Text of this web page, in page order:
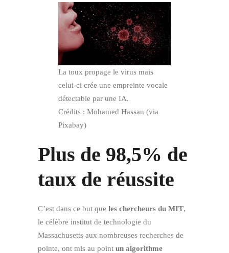
La toux propage le virus mais
celui-ci crée une empreinte vocale
détectable par une IA.
Crédits : Mohamed Hassan (via
Pixabay)
Plus de 98,5% de
taux de réussite
C’est dans ce but que les chercheurs du MIT,
le célèbre institut de technologie du
Massachusetts aux nombreuses recherches de
pointe, ont mis au point un algorithme